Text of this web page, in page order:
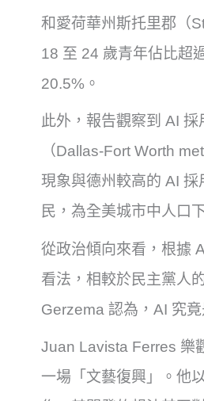
和愛荷華州斯托里郡（
18 至 24 歲青年佔比超
20.5%。
此外，報告觀察到 AI
（Dallas-Fort Worth
現象與德州較高的 AI
民，為全美城市中人口
從政治傾向來看，根據
看法，相較於民主黨人
Gerzema 認為，AI 究
Juan Lavista Ferres 樂
一場「文藝復興」。他